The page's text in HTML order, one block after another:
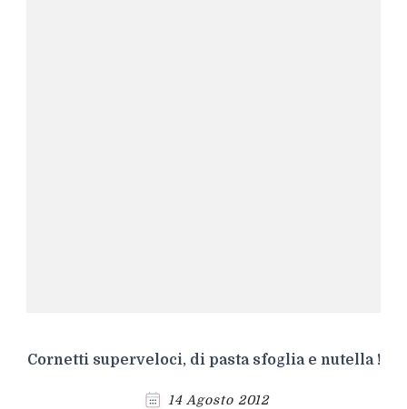
Cornetti superveloci, di pasta sfoglia e nutella !
14 Agosto 2012